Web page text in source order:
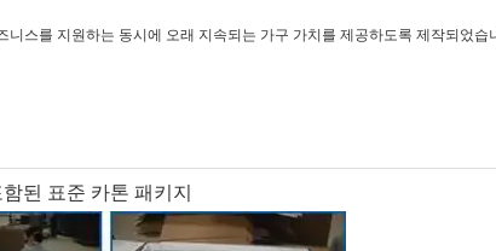
스를 지원하는 동시에 오래 지속되는 가구 가치를 제공하도록 제작되었
된 표준 카톤 패키지